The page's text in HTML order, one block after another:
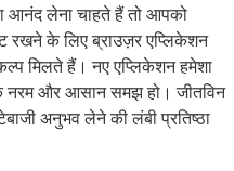
आनंद लेना चाहते हैं तो आपको
के लिए ब्राउज़र एप्लिकेशन
मिलते हैं। नए एप्लिकेशन हमेशा
नरम और आसान समझ हो। जीतविन
अनुभव लेने की लंबी प्रतिष्ठा